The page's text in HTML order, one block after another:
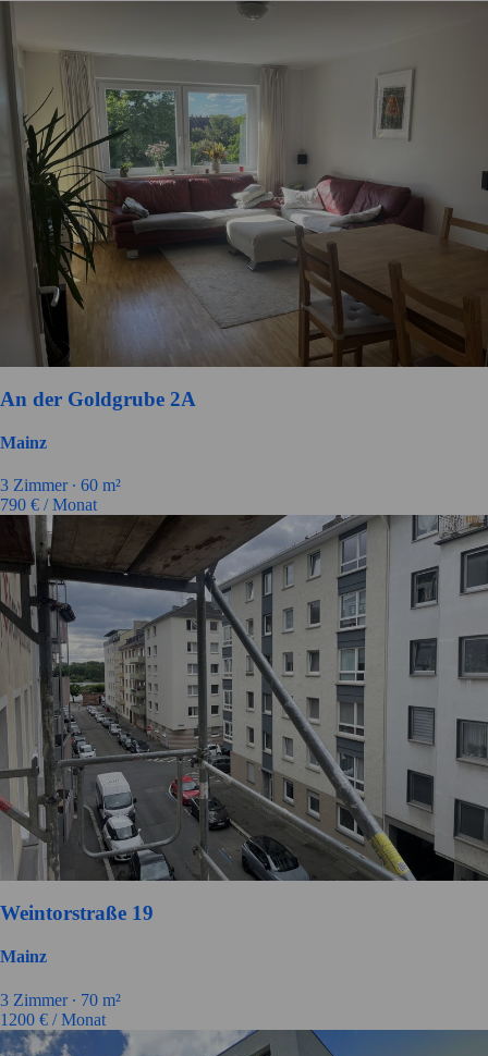
An der Goldgrube 2A
Mainz
3 Zimmer ∙ 60 m²
790 € / Monat
Weintorstraße 19
Mainz
3 Zimmer ∙ 70 m²
1200 € / Monat